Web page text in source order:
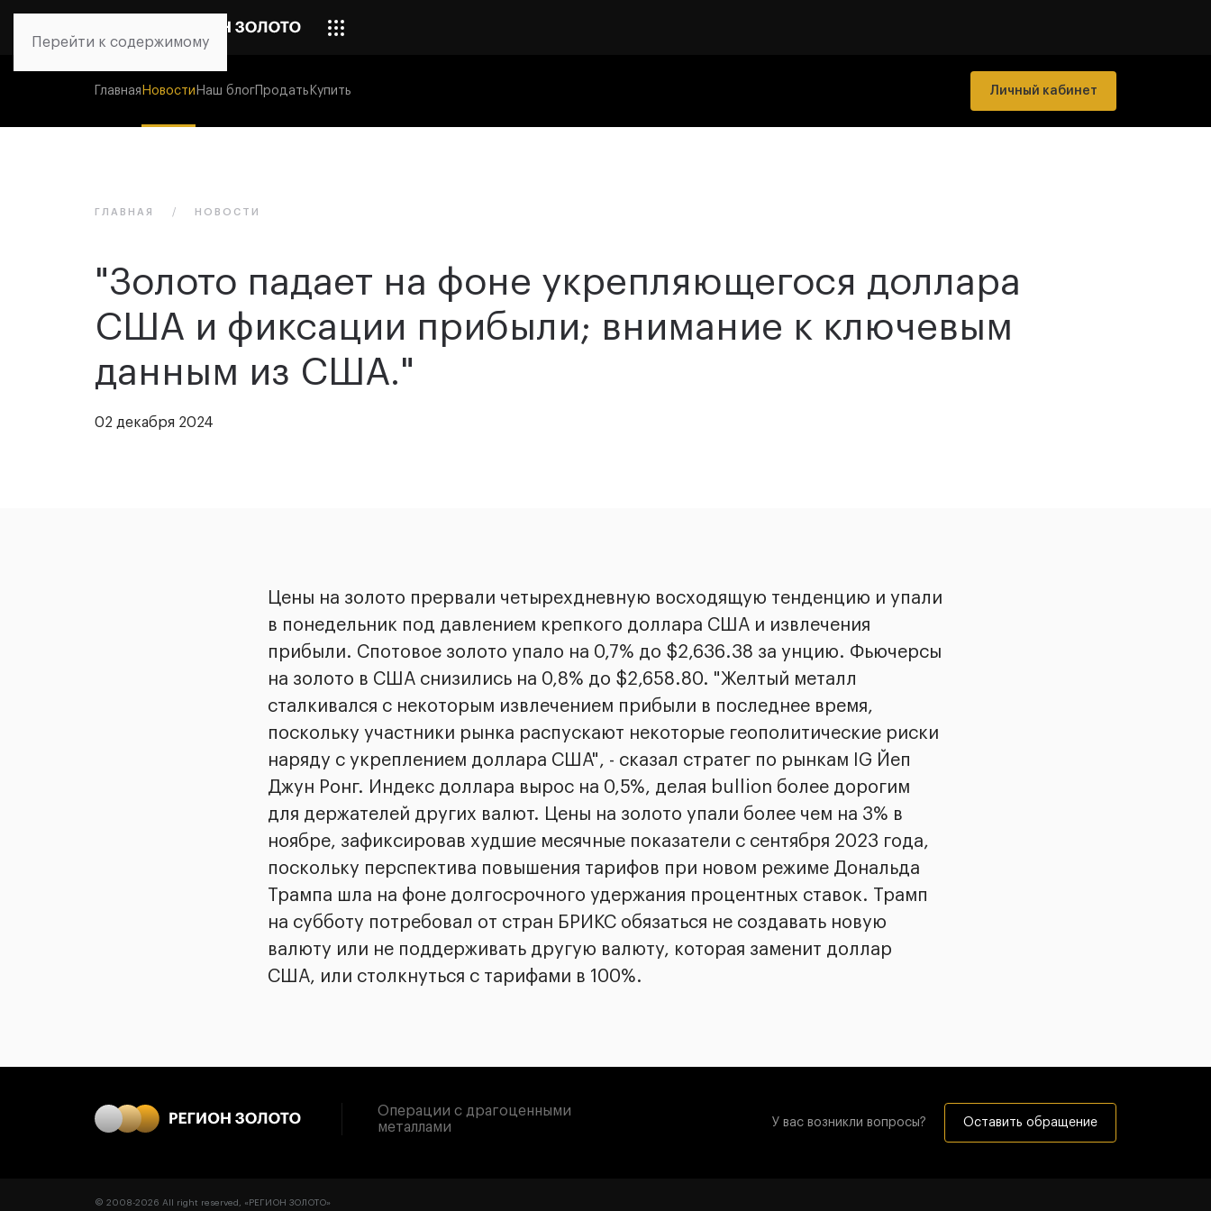
Перейти к содержимому
Главная Новости Наш блог Продать Купить Личный кабинет
ГЛАВНАЯ НОВОСТИ
"Золото падает на фоне укрепляющегося доллара
США и фиксации прибыли; внимание к ключевым
данным из США."
02 декабря 2024
Цены на золото прервали четырехдневную восходящую тенденцию и упали
в понедельник под давлением крепкого доллара США и извлечения
прибыли. Спотовое золото упало на 0,7% до $2,636.38 за унцию. Фьючерсы
на золото в США снизились на 0,8% до $2,658.80. "Желтый металл
сталкивался с некоторым извлечением прибыли в последнее время,
поскольку участники рынка распускают некоторые геополитические риски
наряду с укреплением доллара США", - сказал стратег по рынкам IG Йеп
Джун Ронг. Индекс доллара вырос на 0,5%, делая bullion более дорогим
для держателей других валют. Цены на золото упали более чем на 3% в
ноябре, зафиксировав худшие месячные показатели с сентября 2023 года,
поскольку перспектива повышения тарифов при новом режиме Дональда
Трампа шла на фоне долгосрочного удержания процентных ставок. Трамп
на субботу потребовал от стран БРИКС обязаться не создавать новую
валюту или не поддерживать другую валюту, которая заменит доллар
США, или столкнуться с тарифами в 100%.
Операции с драгоценными
металлами
У вас возникли вопросы? Оставить обращение
© 2008-2026 All right reserved, «РЕГИОН ЗОЛОТО»